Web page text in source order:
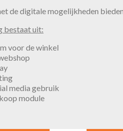
de digitale mogelijkheden
bestaat uit:
voor de winkel
media gebruik
module